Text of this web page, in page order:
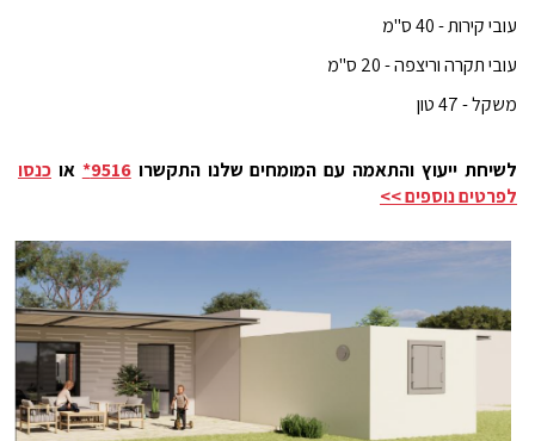
עובי קירות - 40 ס"מ
עובי תקרה וריצפה - 20 ס"מ
משקל - 47 טון
לשיחת ייעוץ והתאמה עם המומחים שלנו התקשרו9516* או כנסו
לפרטים נוספים >>